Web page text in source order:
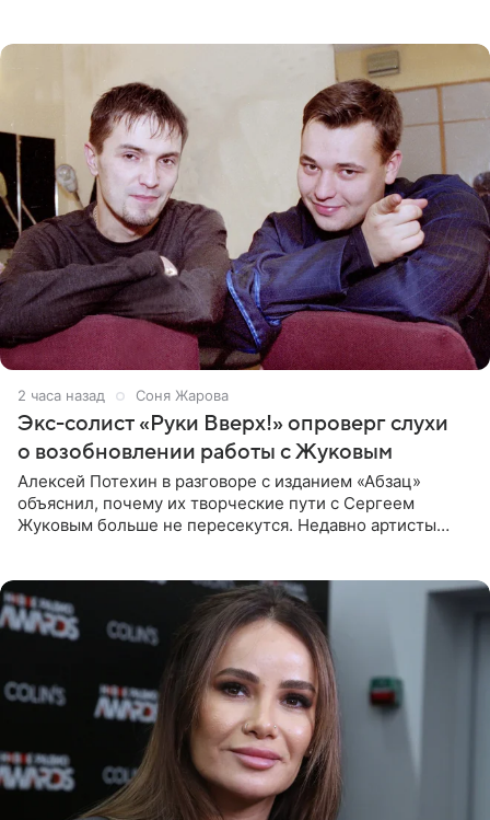
2 часа назад Соня Жарова
Экс-солист «Руки Вверх!» опроверг слухи
о возобновлении работы с Жуковым
Алексей Потехин в разговоре с изданием «Абзац»
объяснил, почему их творческие пути с Сергеем
Жуковым больше не пересекутся. Недавно артисты